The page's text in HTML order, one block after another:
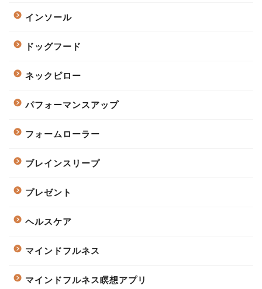
インソール
ドッグフード
ネックピロー
パフォーマンスアップ
フォームローラー
ブレインスリープ
プレゼント
ヘルスケア
マインドフルネス
マインドフルネス瞑想アプリ